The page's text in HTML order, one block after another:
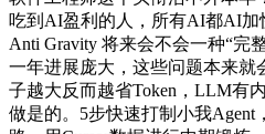
吃到AI盈利的人，所有AI都AI加
Anti Gravity 将来会不会一种“完
一年进展庞大，这些问题本来就
子越大反而越省Token，LLM有
做是的。5步快速打制小我Agent